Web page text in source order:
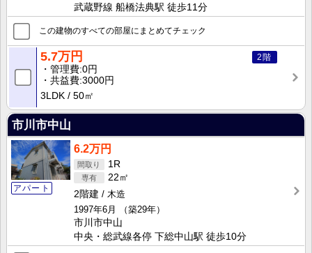
武蔵野線 船橋法典駅 徒歩11分
この建物のすべての部屋にまとめてチェック
2階
5.7万円
管理費 0円
共益費 3000円
3LDK
50㎡
市川市中山
アパート
6.2万円
1R
22㎡
2階建
木造
1997年6月
（築29年）
市川市中山
中央・総武線各停 下総中山駅 徒歩10分